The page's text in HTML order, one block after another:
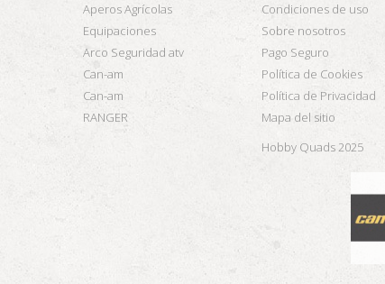
Aperos Agrícolas
Equipaciones
Arco Seguridad atv
Can-am
Can-am
RANGER
Condiciones de uso
Sobre nosotros
Pago Seguro
Política de Cookies
Política de Privacidad
Mapa del sitio
Hobby Quads 2025